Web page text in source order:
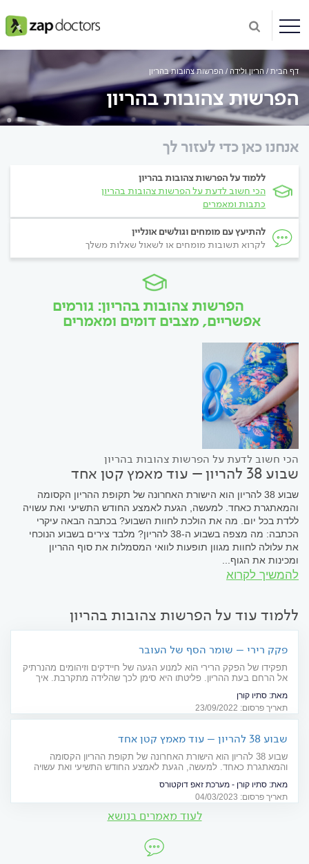
דף הבית הריון ולידה הפרשות צהובות בהריון
הפרשות צהובות בהריון
אנחנו כאן כדי לעזור לך
ללמוד על הפרשות צהובות בהריון
הכי חשוב לדעת על הפרשות צהובות בהריון
כתבות ומאמרים
להתיעץ עם מומחים וגולשים אונליין
לקרוא תשובות מומחים או לשאול שאלות משלך
הפרשות צהובות בהריון: גורמים
אפשריים, מצבים דומים ומאמרים
הכי חשוב לדעת על הפרשות צהובות בהריון
שבוע 38 להריון – עוד מאמץ קטן אחד
שבוע 38 להריון הוא הישורת האחרונה של תקופת ההריון הקסומה
והמאתגרת כאחד. למעשה, הגעת לאמצע החודש התשיעי ואת עשויה
ללדת בכל יום. מה את הולכת לחוות השבוע? בכתבה הבאה עיקרי
הכתבה: מה מצפה בשבוע ה-38 להריון? מלבד צירים בשבוע הנוכחי
את עלולה לחוות מגוון תופעות לוואי המסמלות את סוף ההריון
ומכינות את הגוף...
להמשיך לקרוא
ללמוד עוד על הפרשות צהובות בהריון
פקק רירי – שומר הסף של העובר
תפקידו של הפקק הרירי הוא למנוע הגעה של חיידקים וזיהומים מהנרתיק
אל הרחם בעת ההריון. פליטתו היא סימן לכך שהלידה מתקרבת. איך
מאת: סתיו קורן
תאריך פרסום: 23/09/2022
שבוע 38 להריון – עוד מאמץ קטן אחד
שבוע 38 להריון הוא הישורת האחרונה של תקופת ההריון הקסומה
והמאתגרת כאחד. למעשה, הגעת לאמצע החודש התשיעי ואת עשויה
מאת: סתיו קורן - מערכת זאפ דוקטורס
תאריך פרסום: 04/03/2023
לעוד מאמרים בנושא